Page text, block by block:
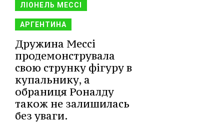
ЛІОНЕЛЬ МЕССІ
АРГЕНТИНА
Дружина Мессі
продемонструвала
свою струнку фігуру в
купальнику, а
обраниця Роналду
також не залишилась
без уваги.